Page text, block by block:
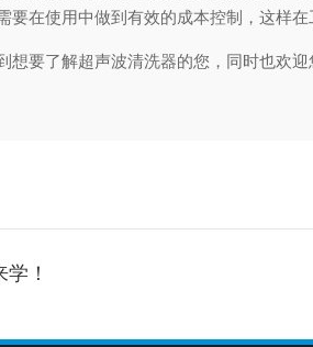
在使用中做到有效的成本控制，这样
了解超声波清洗器的您，同时也欢迎
！